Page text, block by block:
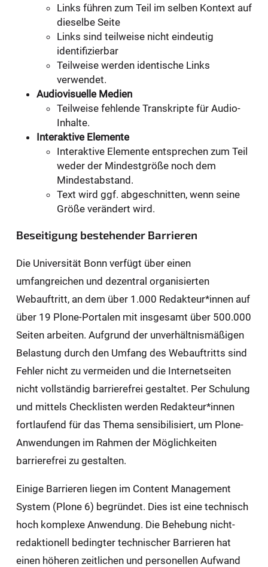
Links führen zum Teil im selben Kontext auf
dieselbe Seite
Links sind teilweise nicht eindeutig
identifizierbar
Teilweise werden identische Links
verwendet.
Audiovisuelle Medien
Teilweise fehlende Transkripte für Audio-
Inhalte.
Interaktive Elemente
Interaktive Elemente entsprechen zum Teil
weder der Mindestgröße noch dem
Mindestabstand.
Text wird ggf. abgeschnitten, wenn seine
Größe verändert wird.
Beseitigung bestehender Barrieren
Die Universität Bonn verfügt über einen
umfangreichen und dezentral organisierten
Webauftritt, an dem über 1.000 Redakteur*innen auf
über 19 Plone-Portalen mit insgesamt über 500.000
Seiten arbeiten. Aufgrund der unverhältnismäßigen
Belastung durch den Umfang des Webauftritts sind
Fehler nicht zu vermeiden und die Internetseiten
nicht vollständig barrierefrei gestaltet. Per Schulung
und mittels Checklisten werden Redakteur*innen
fortlaufend für das Thema sensibilisiert, um Plone-
Anwendungen im Rahmen der Möglichkeiten
barrierefrei zu gestalten.
Einige Barrieren liegen im Content Management
System (Plone 6) begründet. Dies ist eine technisch
hoch komplexe Anwendung. Die Behebung nicht-
redaktionell bedingter technischer Barrieren hat
einen höheren zeitlichen und personellen Aufwand